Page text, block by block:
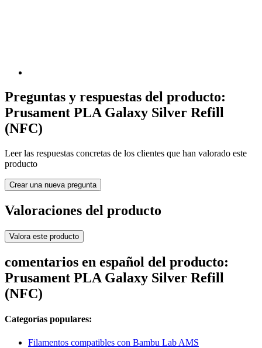
Preguntas y respuestas del producto:
Prusament PLA Galaxy Silver Refill
(NFC)
Leer las respuestas concretas de los clientes que han valorado este
producto
Crear una nueva pregunta
Valoraciones del producto
Valora este producto
comentarios en español del producto:
Prusament PLA Galaxy Silver Refill
(NFC)
Categorías populares:
Filamentos compatibles con Bambu Lab AMS